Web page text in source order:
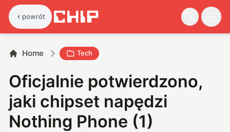
powrót
Home Tech
Oficjalnie potwierdzono,
jaki chipset napędzi
Nothing Phone (1)